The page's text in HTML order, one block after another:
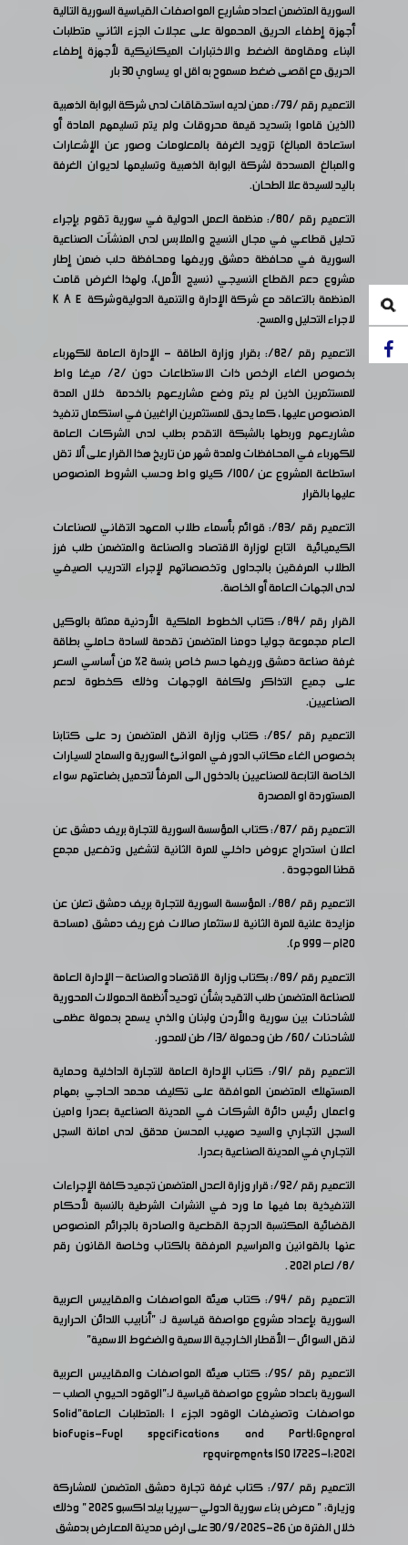
السورية المتضمن اعداد مشاريع المواصفات القياسية السورية التالية
أجهزة إطفاء الحريق المحمولة على عجلات الجزء الثاني متطلبات
البناء ومقاومة الضغط والاختبارات الميكانيكية لأجهزة إطفاء
الحريق مع اقصى ضغط مسموح به اقل او يساوي 30 بار
التعميم رقم /79/: ممن لديه استحقاقات لدى شركة البوابة الذهبية
(الذين قاموا بتسديد قيمة محروقات ولم يتم تسليمهم المادة أو
استعادة المبالغ) تزويد الغرفة بالمعلومات وصور عن الإشعارات
والمبالغ المسددة لشركة البوابة الذهبية وتسليمها لديوان الغرفة
باليد للسيدة علا الطحان.
التعميم رقم /80/: منظمة العمل الدولية في سورية تقوم بإجراء
تحليل قطاعي في مجال النسيج والملابس لدى المنشآت الصناعية
السورية في محافظة دمشق وريفها ومحافظة حلب ضمن إطار
مشروع دعم القطاع النسيجي (نسيج الأمل)، ولهذا الغرض قامت
المنظمة بالتعاقد مع شركة الإدارة والتنمية الدوليةوشركة K A E
لاجراء التحليل والمسح.
التعميم رقم /82/: بقرار وزارة الطاقة - الإدارة العامة للكهرباء
بخصوص الغاء الرخص ذات الاستطاعات دون /2/ ميغا واط
للمستثمرين الذين لم يتم وضع مشاريعهم بالخدمة خلال المدة
المنصوص عليها ، كما يحق للمستثمرين الراغبين في استكمال تنفيذ
مشاريعهم وربطها بالشبكة التقدم بطلب لدى الشركات العامة
للكهرباء في المحافظات ولمدة شهر من تاريخ هذا القرار على ألا تقل
استطاعة المشروع عن /100/ كيلو واط وحسب الشروط المنصوص
عليها بالقرار
التعميم رقم /83/: قوائم بأسماء طلاب المعهد التقاني للصناعات
الكيميائية التابع لوزارة الاقتصاد والصناعة والمتضمن طلب فرز
الطلاب المرفقين بالجداول وتخصصاتهم لإجراء التدريب الصيفي
لدى الجهات العامة أو الخاصة.
القرار رقم /84/: كتاب الخطوط الملكية الأردنية ممثلة بالوكيل
العام مجموعة جوليا دومنا المتضمن تقدمة للسادة حاملي بطاقة
غرفة صناعة دمشق وريفها حسم خاص بنسة 2% من أساسي السعر
على جميع التذاكر ولكافة الوجهات وذلك كخطوة لدعم
الصناعيين.
التعميم رقم /85/: كتاب وزارة النقل المتضمن رد على كتابنا
بخصوص الغاء مكاتب الدور في الموانئ السورية والسماح للسيارات
الخاصة التابعة للصناعيين بالدخول الى المرفأ لتحميل بضاعتهم سواء
المستوردة او المصدرة
التعميم رقم /87/: كتاب المؤسسة السورية للتجارة بريف دمشق عن
اعلان استدراج عروض داخلي للمرة الثانية لتشغيل وتفعيل مجمع
قطنا الموجودة .
التعميم رقم /88/: المؤسسة السورية للتجارة بريف دمشق تعلن عن
مزايدة علنية للمرة الثانية لاستثمار صالات فرع ريف دمشق (مساحة
120م – 999 م).
التعميم رقم /89/: بكتاب وزارة الاقتصاد والصناعة – الإدارة العامة
للصناعة المتضمن طلب التقيد بشأن توحيد أنظمة الحمولات المحورية
للشاحنات بين سورية والأردن ولبنان والذي يسمح بحمولة عظمى
للشاحنات /60/ طن وحمولة /13/ طن للمحور.
التعميم رقم /91/: كتاب الإدارة العامة للتجارة الداخلية وحماية
المستهلك المتضمن الموافقة على تكليف محمد الحاجي بمهام
واعمال رئيس دائرة الشركات في المدينة الصناعية بعدرا وامين
السجل التجاري والسيد صهيب المحسن مدقق لدى امانة السجل
التجاري في المدينة الصناعية بعدرا.
التعميم رقم /92/: قرار وزارة العدل المتضمن تجميد كافة الإجراءات
التنفيذية بما فيها ما ورد في النشرات الشرطية بالنسبة لأحكام
القضائية المكتسبة الدرجة القطعية والصادرة بالجرائم المنصوص
عنها بالقوانين والمراسيم المرفقة بالكتاب وخاصة القانون رقم
/8/ لعام 2021 .
التعميم رقم /94/: كتاب هيئة المواصفات والمقاييس العربية
السورية بإعداد مشروع مواصفة قياسية لـ: "أنابيب اللدائن الحرارية
لنقل السوائل – الأقطار الخارجية الاسمية والضغوط الاسمية"
التعميم رقم /95/: كتاب هيئة المواصفات والمقاييس العربية
السورية باعداد مشروع مواصفة قياسية لـ:"الوقود الحيوي الصلب –
مواصفات وتصنيفات الوقود الجزء 1 :المتطلبات العامة"Solid
biofueis-Fuel specifications and Part1:General
requirements ISO 17225-1:2021
التعميم رقم /97/: كتاب غرفة تجارة دمشق المتضمن للمشاركة
وزيارة: " معرض بناء سورية الدولي –سيريا بيلد اكسبو 2025 " وذلك
خلال الفترة من 26-30/9/2025 على ارض مدينة المعارض بدمشق